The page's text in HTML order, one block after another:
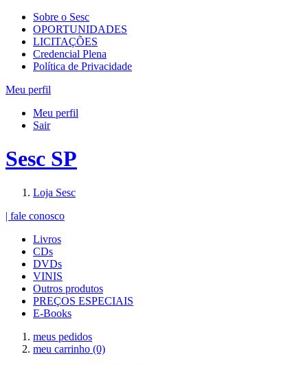
Sobre o Sesc
OPORTUNIDADES
LICITAÇÕES
Credencial Plena
Política de Privacidade
Meu perfil
Meu perfil
Sair
Sesc SP
Loja Sesc
| fale conosco
Livros
CDs
DVDs
VINIS
Outros produtos
PREÇOS ESPECIAIS
E-Books
meus pedidos
meu carrinho (0)